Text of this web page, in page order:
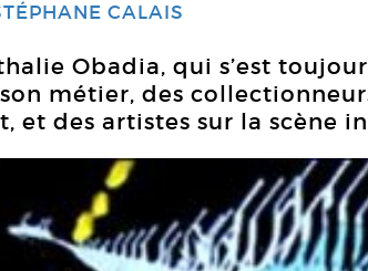
CALAIS
Obadia, qui s’est
métier, des
et des artistes sur la scène